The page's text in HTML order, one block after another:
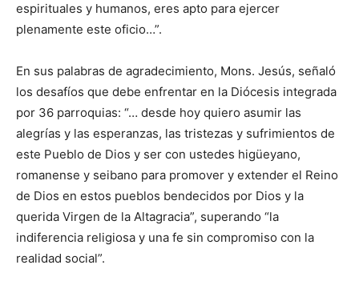
espirituales y huma­nos, eres apto para ejercer
plenamente este oficio…”.
En sus palabras de agradecimiento, Mons. Jesús, señaló
los desa­fíos que debe enfrentar en la Diócesis integrada
por 36 parroquias: “… desde hoy quiero asumir las
alegrías y las esperanzas, las tristezas y sufrimientos de
este Pueblo de Dios y ser con ustedes higüe­yano,
romanense y sei­bano para promover y extender el Reino
de Dios en estos pueblos bendecidos por Dios y la
querida Virgen de la Altagracia”, superando “la
indiferencia religiosa y una fe sin compromiso con la
realidad social”.